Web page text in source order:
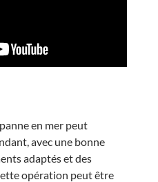
en mer peut
avec une bonne
adaptés et des
opération peut être